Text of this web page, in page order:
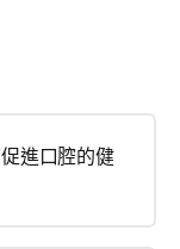
進口腔的健